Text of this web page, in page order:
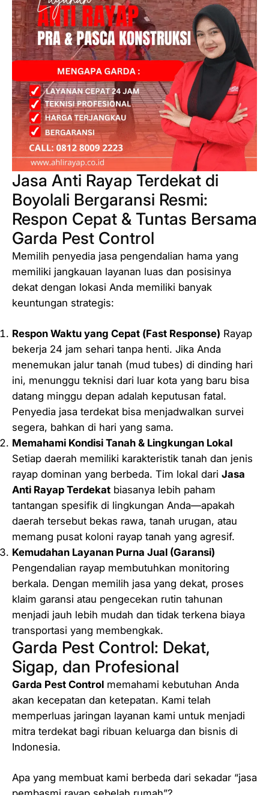
Jasa Anti Rayap Terdekat di
Boyolali Bergaransi Resmi:
Respon Cepat & Tuntas Bersama
Garda Pest Control
Memilih penyedia jasa pengendalian hama yang
memiliki jangkauan layanan luas dan posisinya
dekat dengan lokasi Anda memiliki banyak
keuntungan strategis:
Respon Waktu yang Cepat (Fast Response) Rayap
bekerja 24 jam sehari tanpa henti. Jika Anda
menemukan jalur tanah (mud tubes) di dinding hari
ini, menunggu teknisi dari luar kota yang baru bisa
datang minggu depan adalah keputusan fatal.
Penyedia jasa terdekat bisa menjadwalkan survei
segera, bahkan di hari yang sama.
Memahami Kondisi Tanah & Lingkungan Lokal
Setiap daerah memiliki karakteristik tanah dan jenis
rayap dominan yang berbeda. Tim lokal dari Jasa
Anti Rayap Terdekat biasanya lebih paham
tantangan spesifik di lingkungan Anda—apakah
daerah tersebut bekas rawa, tanah urugan, atau
memang pusat koloni rayap tanah yang agresif.
Kemudahan Layanan Purna Jual (Garansi)
Pengendalian rayap membutuhkan monitoring
berkala. Dengan memilih jasa yang dekat, proses
klaim garansi atau pengecekan rutin tahunan
menjadi jauh lebih mudah dan tidak terkena biaya
transportasi yang membengkak.
Garda Pest Control: Dekat,
Sigap, dan Profesional
Garda Pest Control memahami kebutuhan Anda
akan kecepatan dan ketepatan. Kami telah
memperluas jaringan layanan kami untuk menjadi
mitra terdekat bagi ribuan keluarga dan bisnis di
Indonesia.
Apa yang membuat kami berbeda dari sekadar “jasa